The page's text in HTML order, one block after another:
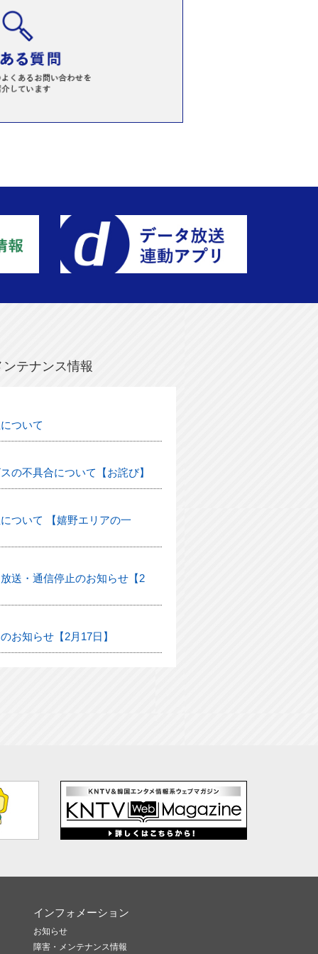
テナンス情報
ついて
の不具合について【お詫び】
ついて 【嬉野エリアの一
送・通信停止のお知らせ【2
お知らせ【2月17日】
インフォメーション
お知らせ
障害・メンテナンス情報